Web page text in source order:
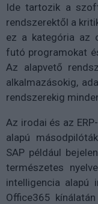
Ide tartozik a
rendszerektől a
ez a kategória az
futó programokat
Az alapvető
alkalmazásokig,
rendszerekig
Az irodai és az
alapú
SAP például
természetes
intelligencia
Office365